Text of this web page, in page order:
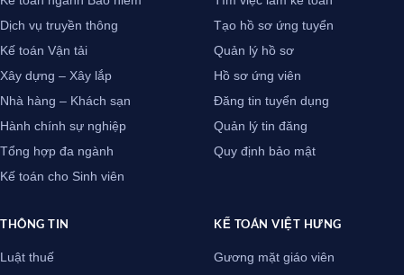
Dịch vụ truyền thông
Kế toán Vận tải
Xây dựng – Xây lắp
Nhà hàng – Khách sạn
Hành chính sự nghiệp
Tổng hợp đa ngành
Kế toán cho Sinh viên
Tạo hồ sơ ứng tuyển
Quản lý hồ sơ
Hồ sơ ứng viên
Đăng tin tuyển dụng
Quản lý tin đăng
Quy định bảo mật
THÔNG TIN
Luật thuế
KẾ TOÁN VIỆT HƯNG
Gương mặt giáo viên